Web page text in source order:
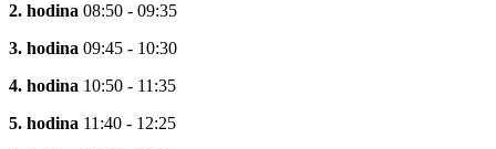
2. hodina 08:50 - 09:35
3. hodina 09:45 - 10:30
4. hodina 10:50 - 11:35
5. hodina 11:40 - 12:25